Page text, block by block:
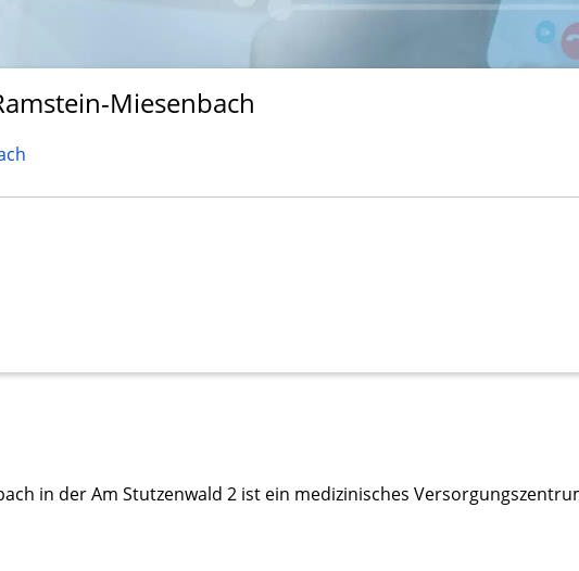
Miesenbach
in der Am Stutzenwald 2 ist ein medizinisches